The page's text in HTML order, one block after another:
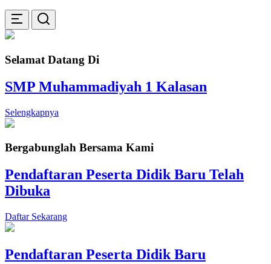
Selamat Datang Di
SMP Muhammadiyah 1 Kalasan
Selengkapnya
Bergabunglah Bersama Kami
Pendaftaran Peserta Didik Baru Telah
Dibuka
Daftar Sekarang
Pendaftaran Peserta Didik Baru